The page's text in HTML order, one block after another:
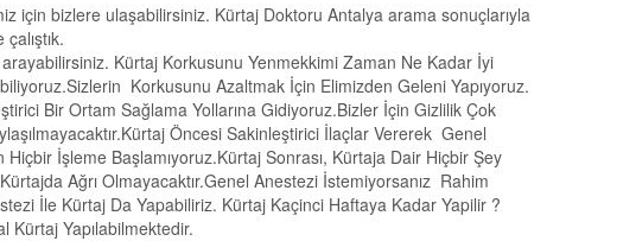
için bizlere ulaşabilirsiniz. Kürtaj Doktoru Antalya arama sonuçlarıyla
Kürtaj Korkusunu Yenmekkimi Zaman Ne Kadar İyi
Korkusunu Azaltmak İçin Elimizden Geleni Yapıyoruz.
Bir Ortam Sağlama Yollarına Gidiyoruz.Bizler İçin Gizlilik Çok
Öncesi Sakinleştirici İlaçlar Vererek Genel
İşleme Başlamıyoruz.Kürtaj Sonrası, Kürtaja Dair Hiçbir Şey
Ağrı Olmayacaktır.Genel Anestezi İstemiyorsanız Rahim
İle Kürtaj Da Yapabiliriz. Kürtaj Kaçinci Haftaya Kadar Yapilir ?
Kürtaj Yapılabilmektedir.